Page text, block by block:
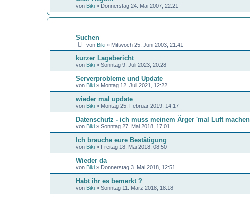
von Biki» Donnerstag 24. Mai 2007, 22:21
Suchen
von Biki» Mittwoch 25. Juni 2003, 21:41
kurzer Lagebericht
von Biki» Sonntag 9. Juli 2023, 20:28
Serverprobleme und Update
von Biki» Montag 12. Juli 2021, 12:22
wieder mal update
von Biki» Montag 25. Februar 2019, 14:17
Datenschutz - ich muss meinem Ärger 'mal Luft machen
von Biki» Sonntag 27. Mai 2018, 17:01
Ich brauche eure Bestätigung
von Biki» Freitag 18. Mai 2018, 08:50
Wieder da
von Biki» Donnerstag 3. Mai 2018, 12:51
Habt ihr es bemerkt ?
von Biki» Sonntag 11. März 2018, 18:18